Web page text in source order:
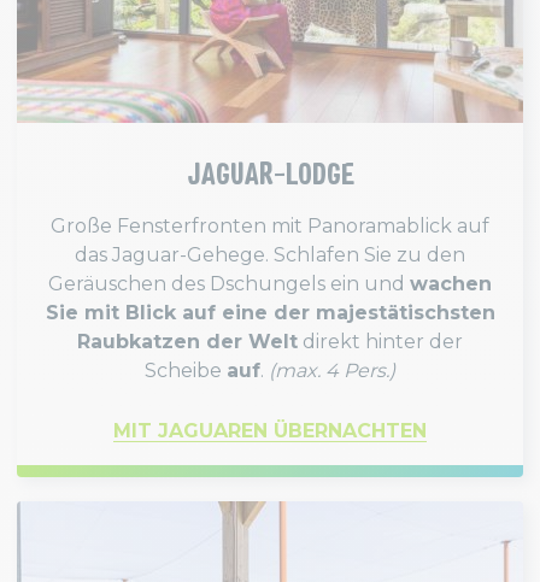
JAGUAR-LODGE
Große Fensterfronten mit Panoramablick auf
das Jaguar-Gehege. Schlafen Sie zu den
Geräuschen des Dschungels ein und wachen
Sie mit Blick auf eine der majestätischsten
Raubkatzen der Welt direkt hinter der
Scheibe auf. (max. 4 Pers.)
MIT JAGUAREN ÜBERNACHTEN